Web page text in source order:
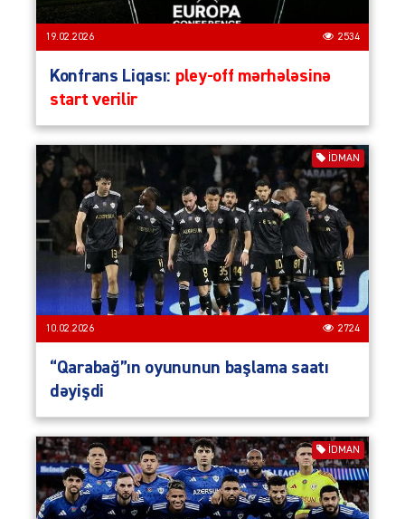
19.02.2026 2534
Konfrans Liqası: pley-off mərhələsinə
start verilir
İDMAN
10.02.2026 2724
“Qarabağ”ın oyununun başlama saatı
dəyişdi
İDMAN